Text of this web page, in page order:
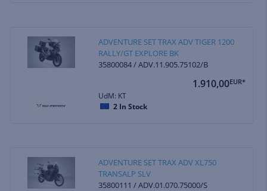
ADVENTURE SET TRAX ADV TIGER 1200
RALLY/GT EXPLORE BK
35800084 / ADV.11.905.75102/B
1.910,00EUR*
UdM: KT
2 In Stock
ADVENTURE SET TRAX ADV XL750
TRANSALP SLV
35800111 / ADV.01.070.75000/S